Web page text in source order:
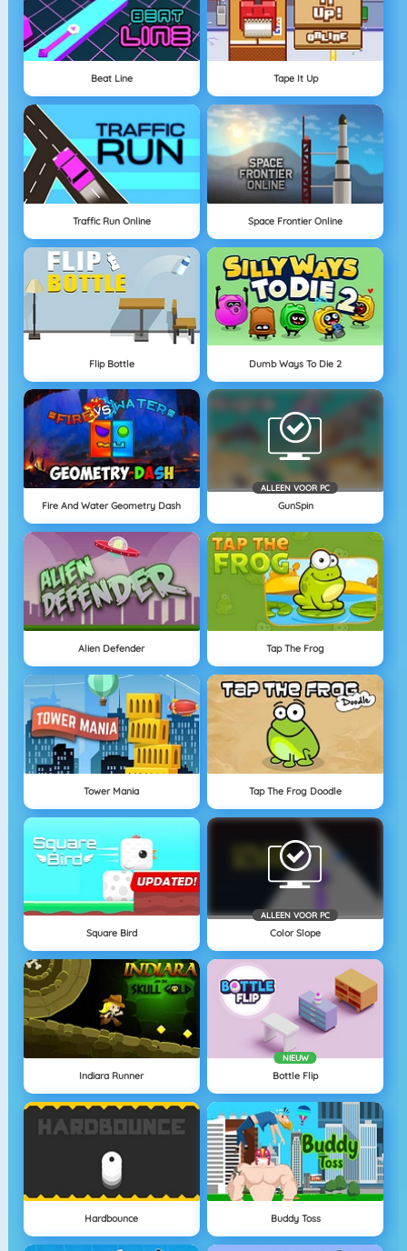
Beat Line Tape It Up
Traffic Run Online Space Frontier Online
Flip Bottle Dumb Ways To Die 2
Fire And Water Geometry Dash
ALLEEN VOOR PC
GunSpin
Alien Defender Tap The Frog
Tower Mania Tap The Frog Doodle
Square Bird
ALLEEN VOOR PC
Color Slope
Indiara Runner
NIEUW
Bottle Flip
Hardbounce Buddy Toss